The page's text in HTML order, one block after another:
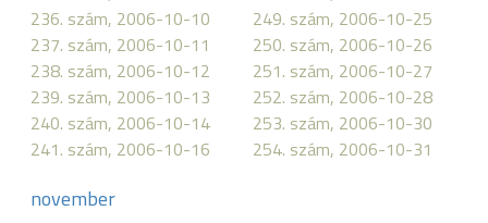
236. szám, 2006-10-10
237. szám, 2006-10-11
238. szám, 2006-10-12
239. szám, 2006-10-13
240. szám, 2006-10-14
241. szám, 2006-10-16
249. szám, 2006-10-25
250. szám, 2006-10-26
251. szám, 2006-10-27
252. szám, 2006-10-28
253. szám, 2006-10-30
254. szám, 2006-10-31
november